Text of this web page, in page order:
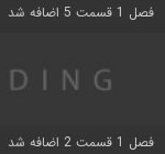
فصل 1 قسمت 5 اضافه شد
فصل 1 قسمت 2 اضافه شد